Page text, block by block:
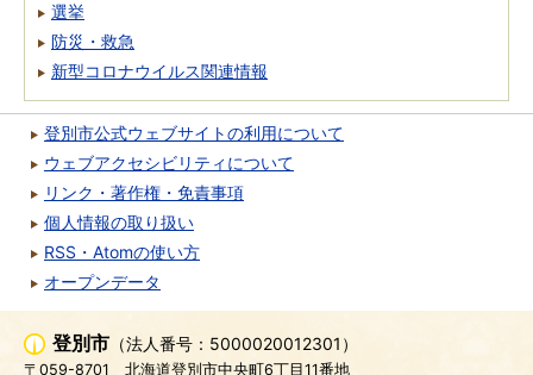
選挙
防災・救急
新型コロナウイルス関連情報
登別市公式ウェブサイトの利用について
ウェブアクセシビリティについて
リンク・著作権・免責事項
個人情報の取り扱い
RSS・Atomの使い方
オープンデータ
登別市 （法人番号：5000020012301）
〒059-8701 北海道登別市中央町6丁目11番地